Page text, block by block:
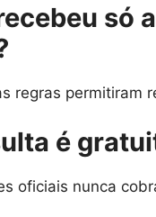
só
regras permitiram
é
oficiais nunca